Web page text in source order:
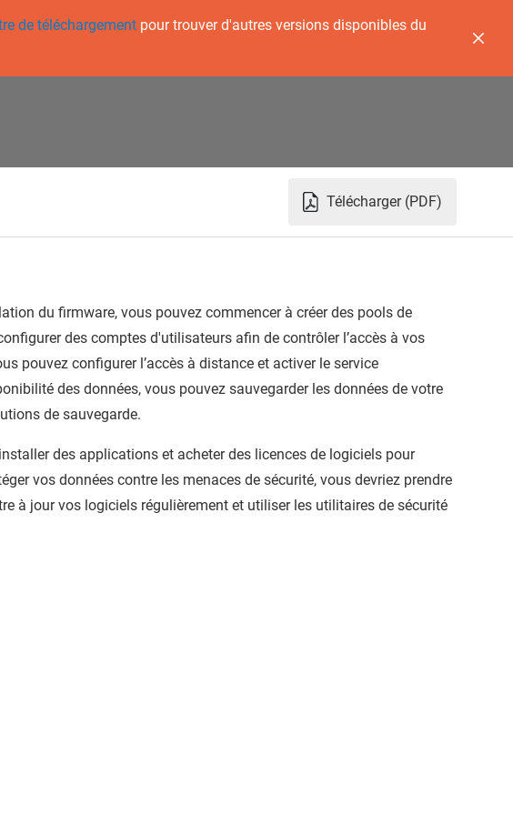
de téléchargementpour trouver d'autres versions disponibles du
Télécharger (PDF)
du firmware, vous pouvez commencer à créer des pools de
des comptes d'utilisateurs afin de contrôler l’accès à vos
pouvez configurer l’accès à distance et activer le service
des données, vous pouvez sauvegarder les données de votre
de sauvegarde.
des applications et acheter des licences de logiciels pour
vos données contre les menaces de sécurité, vous devriez prendre
à jour vos logiciels régulièrement et utiliser les utilitaires de sécurité